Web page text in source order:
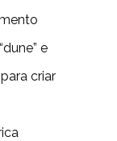
e
criar